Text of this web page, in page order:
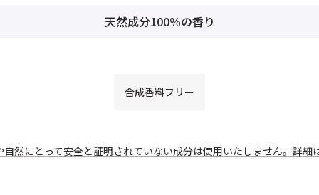
天然成分100％の香り
合成香料フリー
自然にとって安全と証明されていない成分は使用いたしません。詳